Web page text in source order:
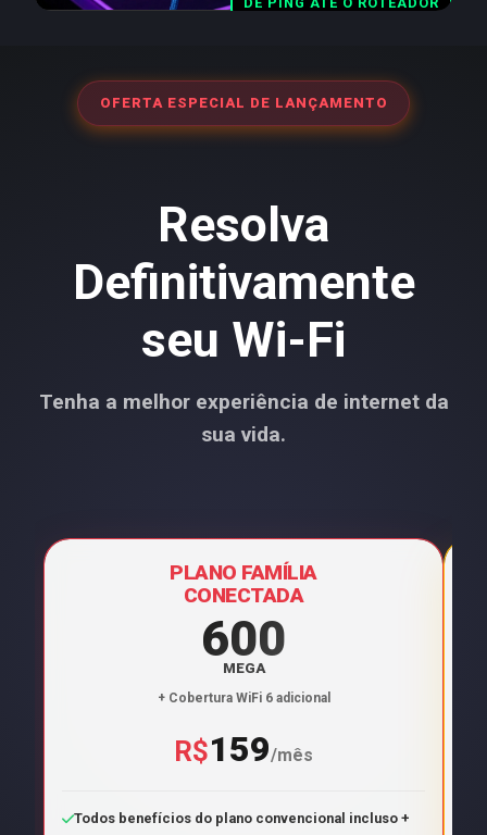
OFERTA ESPECIAL DE LANÇAMENTO
Resolva
Definitivamente
seu Wi-Fi
Tenha a melhor experiência de internet da
sua vida.
PLANO FAMÍLIA
CONECTADA
600
MEGA
+ Cobertura WiFi 6 adicional
R$159/mês
Todos benefícios do plano convencional incluso +